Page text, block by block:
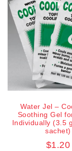
Water Jel –
Soothing Gel
Individually (3.5
sachet)
$1.20